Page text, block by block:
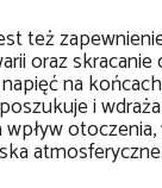
też
oraz
na
i
atmosferyczne.